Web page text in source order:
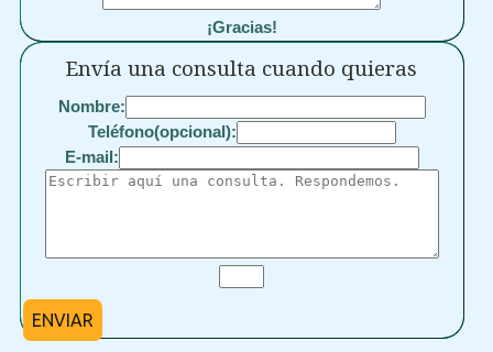
¡Gracias!
Envía una consulta cuando quieras
Nombre:
Teléfono(opcional):
E-mail:
ENVIAR